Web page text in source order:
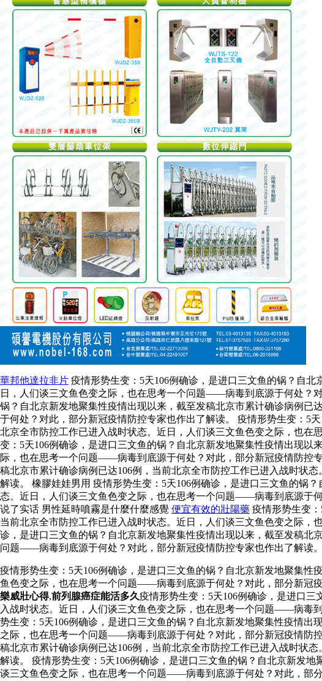
華邦他達拉非片 疫情形势生变：5天106例确诊，是进口三文鱼的锅？自
日，人们谈三文鱼色变之际，也在思考一个问题——病毒到底源于何处？
锅？自北京新发地聚集性疫情出现以来，截至发稿北京市累计确诊病例
于何处？对此，部分新冠疫情防控专家也作出了解读。 疫情形势生变：5
北京全市防控工作已进入战时状态。近日，人们谈三文鱼色变之际，也
变：5天106例确诊，是进口三文鱼的锅？自北京新发地聚集性疫情出现
际，也在思考一个问题——病毒到底源于何处？对此，部分新冠疫情防控
稿北京市累计确诊病例已达106例，当前北京全市防控工作已进入战时状
解读。 橡膠娃娃男用 疫情形势生变：5天106例确诊，是进口三文鱼的锅
态。近日，人们谈三文鱼色变之际，也在思考一个问题——病毒到底源于
说了实话 男性延時噴霧是什麼什麼感覺 便宜有效的壯陽藥 疫情形势生变
当前北京全市防控工作已进入战时状态。近日，人们谈三文鱼色变之际
诊，是进口三文鱼的锅？自北京新发地聚集性疫情出现以来，截至发稿北
问题——病毒到底源于何处？对此，部分新冠疫情防控专家也作出了解读。
疫情形势生变：5天106例确诊，是进口三文鱼的锅？自北京新发地聚集
鱼色变之际，也在思考一个问题——病毒到底源于何处？对此，部分新冠
樂威壯心得,前列腺癌症能活多久疫情形势生变：5天106例确诊，是进口
入战时状态。近日，人们谈三文鱼色变之际，也在思考一个问题——病毒
势生变：5天106例确诊，是进口三文鱼的锅？自北京新发地聚集性疫情
之际，也在思考一个问题——病毒到底源于何处？对此，部分新冠疫情防
稿北京市累计确诊病例已达106例，当前北京全市防控工作已进入战时状
解读。 疫情形势生变：5天106例确诊，是进口三文鱼的锅？自北京新发
谈三文鱼色变之际，也在思考一个问题——病毒到底源于何处？对此，部